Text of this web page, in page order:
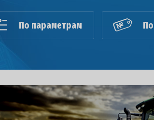
По параметрам